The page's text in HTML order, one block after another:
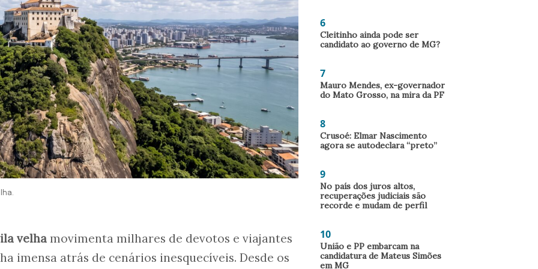
velha movimenta milhares de devotos e viajantes
imensa atrás de cenários inesquecíveis. Desde os
6
Cleitinho ainda pode ser
candidato ao governo de MG?
7
Mauro Mendes, ex-governador
do Mato Grosso, na mira da PF
8
Crusoé: Elmar Nascimento
agora se autodeclara “preto”
9
No país dos juros altos,
recuperações judiciais são
recorde e mudam de perfil
10
União e PP embarcam na
candidatura de Mateus Simões
em MG